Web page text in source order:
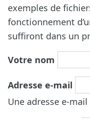
exemples de
fonctionnement
suffiront dans un
Votre nom
Adresse e-mail
Une adresse e-